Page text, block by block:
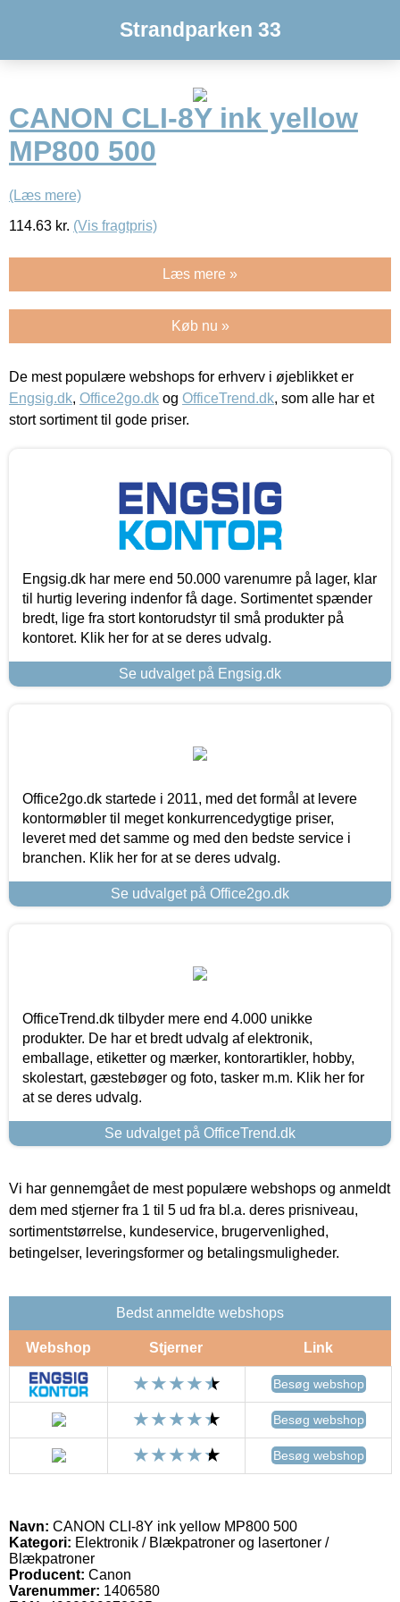
Strandparken 33
CANON CLI-8Y ink yellow
MP800 500
(Læs mere)
114.63 kr. (Vis fragtpris)
Læs mere »
Køb nu »
De mest populære webshops for erhverv i øjeblikket er
Engsig.dk, Office2go.dk og OfficeTrend.dk, som alle har et
stort sortiment til gode priser.
Engsig.dk har mere end 50.000 varenumre på lager, klar
til hurtig levering indenfor få dage. Sortimentet spænder
bredt, lige fra stort kontorudstyr til små produkter på
kontoret. Klik her for at se deres udvalg.
Se udvalget på Engsig.dk
Office2go.dk startede i 2011, med det formål at levere
kontormøbler til meget konkurrencedygtige priser,
leveret med det samme og med den bedste service i
branchen. Klik her for at se deres udvalg.
Se udvalget på Office2go.dk
OfficeTrend.dk tilbyder mere end 4.000 unikke
produkter. De har et bredt udvalg af elektronik,
emballage, etiketter og mærker, kontorartikler, hobby,
skolestart, gæstebøger og foto, tasker m.m. Klik her for
at se deres udvalg.
Se udvalget på OfficeTrend.dk
Vi har gennemgået de mest populære webshops og anmeldt
dem med stjerner fra 1 til 5 ud fra bl.a. deres prisniveau,
sortimentstørrelse, kundeservice, brugervenlighed,
betingelser, leveringsformer og betalingsmuligheder.
Bedst anmeldte webshops
Webshop Stjerner Link
Besøg webshop
Besøg webshop
Besøg webshop
Navn: CANON CLI-8Y ink yellow MP800 500
Kategori: Elektronik / Blækpatroner og lasertoner /
Blækpatroner
Producent: Canon
Varenummer: 1406580